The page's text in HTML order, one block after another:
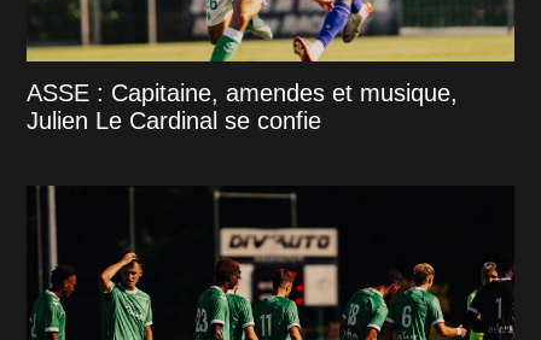
ASSE : Capitaine, amendes et musique,
Julien Le Cardinal se confie